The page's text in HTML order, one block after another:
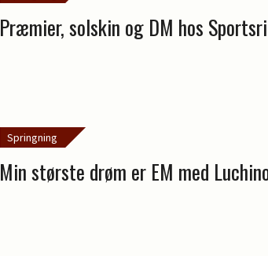
Præmier, solskin og DM hos
Springning
Min største drøm er EM med